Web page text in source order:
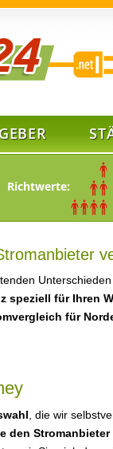
Richtwerte:
speziell für Ihren
für
, die wir
den